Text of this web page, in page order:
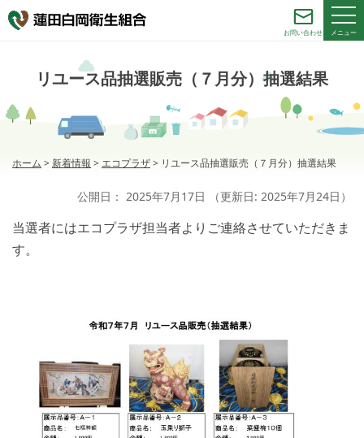
お問い合わせ メニュー
リユース品抽選販売（７月分）抽選結果
ホーム > 新着情報 > エコプラザ> リユース品抽選販売（７月分）抽選結果
公開日： 2025年7月17日 （更新日: 2025年7月24日 ）
当選者にはエコプラザ担当者よりご連絡させていただきま
す。